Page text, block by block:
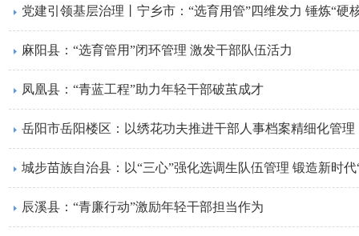
党建引领基层治理丨​宁乡市：“选育用管”四维发力 锤炼“硬
麻阳县：“选育管用”闭环管理 激发干部队伍活力
凤凰县：“青蓝工程”助力年轻干部破茧成才
岳阳市岳阳楼区：以绣花功夫推进干部人事档案精细化管理
城步苗族自治县：以“三心”强化选调生队伍管理 锻造新时代
辰溪县：“青廉行动”激励年轻干部担当作为